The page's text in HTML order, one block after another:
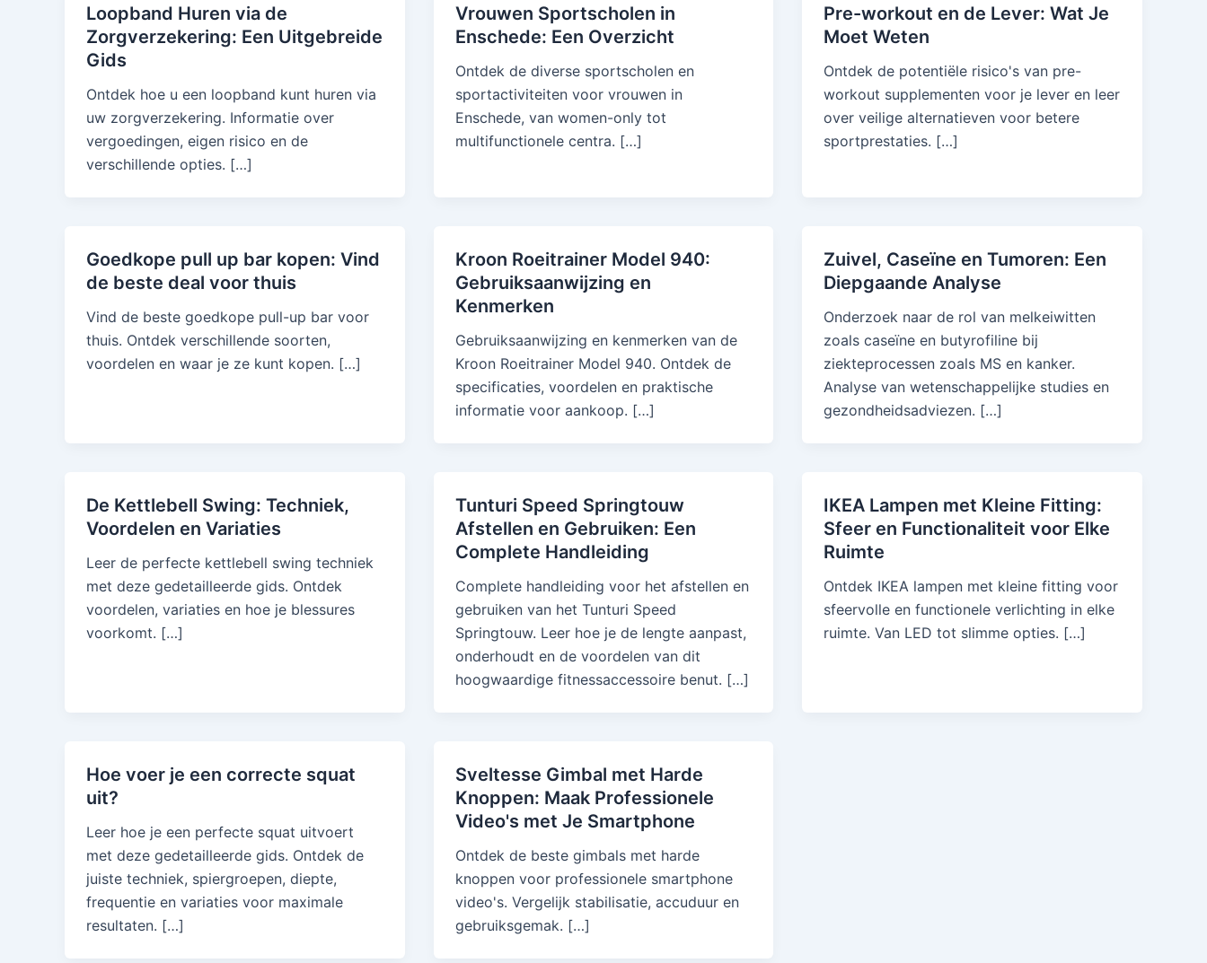
Loopband Huren via de
Zorgverzekering: Een Uitgebreide
Gids
Ontdek hoe u een loopband kunt huren via
uw zorgverzekering. Informatie over
vergoedingen, eigen risico en de
verschillende opties. […]
Vrouwen Sportscholen in
Enschede: Een Overzicht
Ontdek de diverse sportscholen en
sportactiviteiten voor vrouwen in
Enschede, van women-only tot
multifunctionele centra. […]
Pre-workout en de Lever: Wat Je
Moet Weten
Ontdek de potentiële risico's van pre-
workout supplementen voor je lever en leer
over veilige alternatieven voor betere
sportprestaties. […]
Goedkope pull up bar kopen: Vind
de beste deal voor thuis
Vind de beste goedkope pull-up bar voor
thuis. Ontdek verschillende soorten,
voordelen en waar je ze kunt kopen. […]
Kroon Roeitrainer Model 940:
Gebruiksaanwijzing en
Kenmerken
Gebruiksaanwijzing en kenmerken van de
Kroon Roeitrainer Model 940. Ontdek de
specificaties, voordelen en praktische
informatie voor aankoop. […]
Zuivel, Caseïne en Tumoren: Een
Diepgaande Analyse
Onderzoek naar de rol van melkeiwitten
zoals caseïne en butyrofiline bij
ziekteprocessen zoals MS en kanker.
Analyse van wetenschappelijke studies en
gezondheidsadviezen. […]
De Kettlebell Swing: Techniek,
Voordelen en Variaties
Leer de perfecte kettlebell swing techniek
met deze gedetailleerde gids. Ontdek
voordelen, variaties en hoe je blessures
voorkomt. […]
Tunturi Speed Springtouw
Afstellen en Gebruiken: Een
Complete Handleiding
Complete handleiding voor het afstellen en
gebruiken van het Tunturi Speed
Springtouw. Leer hoe je de lengte aanpast,
onderhoudt en de voordelen van dit
hoogwaardige fitnessaccessoire benut. […]
IKEA Lampen met Kleine Fitting:
Sfeer en Functionaliteit voor Elke
Ruimte
Ontdek IKEA lampen met kleine fitting voor
sfeervolle en functionele verlichting in elke
ruimte. Van LED tot slimme opties. […]
Hoe voer je een correcte squat
uit?
Leer hoe je een perfecte squat uitvoert
met deze gedetailleerde gids. Ontdek de
juiste techniek, spiergroepen, diepte,
frequentie en variaties voor maximale
resultaten. […]
Sveltesse Gimbal met Harde
Knoppen: Maak Professionele
Video's met Je Smartphone
Ontdek de beste gimbals met harde
knoppen voor professionele smartphone
video's. Vergelijk stabilisatie, accuduur en
gebruiksgemak. […]